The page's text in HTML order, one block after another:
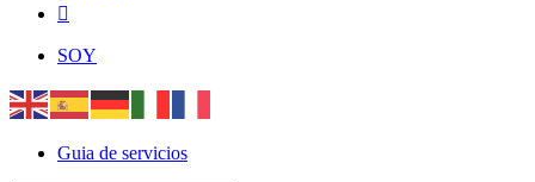

SOY
Guia de servicios